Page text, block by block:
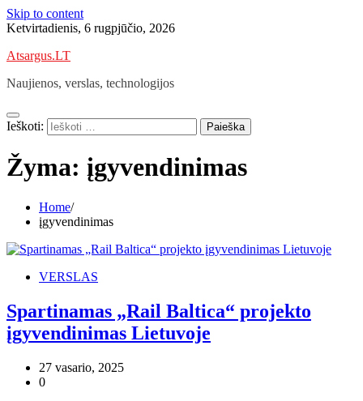
Skip to content
Ketvirtadienis, 6 rugpjūčio, 2026
Atsargus.LT
Naujienos, verslas, technologijos
Ieškoti:
Žyma: įgyvendinimas
Home
įgyvendinimas
VERSLAS
Spartinamas „Rail Baltica“ projekto
įgyvendinimas Lietuvoje
27 vasario, 2025
0